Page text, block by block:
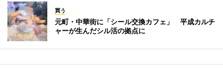
買う
元町・中華街に「シール交換カフェ」 平成カルチ
ャーが生んだシル活の拠点に